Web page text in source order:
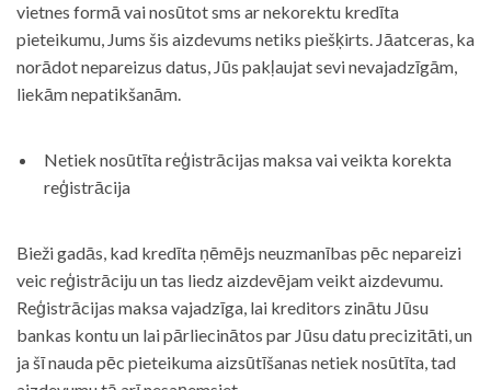
vietnes formā vai nosūtot sms ar nekorektu kredīta
pieteikumu, Jums šis aizdevums netiks piešķirts. Jāatceras, ka
norādot nepareizus datus, Jūs pakļaujat sevi nevajadzīgām,
liekām nepatikšanām.
Netiek nosūtīta reģistrācijas maksa vai veikta korekta
reģistrācija
Bieži gadās, kad kredīta ņēmējs neuzmanības pēc nepareizi
veic reģistrāciju un tas liedz aizdevējam veikt aizdevumu.
Reģistrācijas maksa vajadzīga, lai kreditors zinātu Jūsu
bankas kontu un lai pārliecinātos par Jūsu datu precizitāti, un
ja šī nauda pēc pieteikuma aizsūtīšanas netiek nosūtīta, tad